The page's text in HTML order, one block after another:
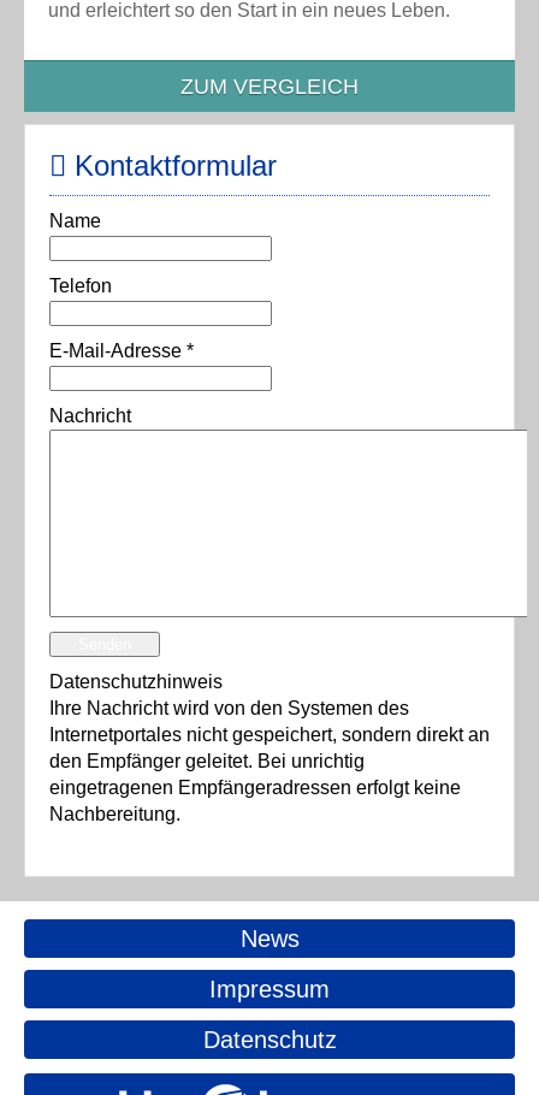
und erleichtert so den Start in ein neues Leben.
ZUM VERGLEICH
Kontaktformular
Name
Telefon
E-Mail-Adresse *
Nachricht
Datenschutzhinweis
Ihre Nachricht wird von den Systemen des
Internetportales nicht gespeichert, sondern direkt an
den Empfänger geleitet. Bei unrichtig
eingetragenen Empfängeradressen erfolgt keine
Nachbereitung.
News
Impressum
Datenschutz